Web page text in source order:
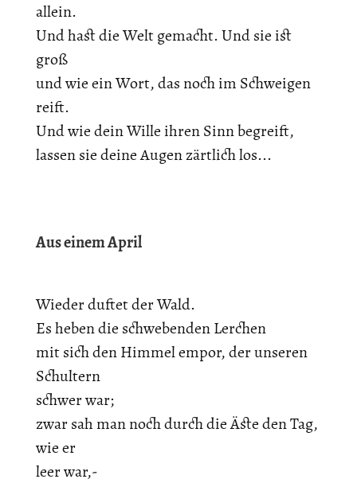
allein.
Und hast die Welt gemacht. Und sie ist
groß
und wie ein Wort, das noch im Schweigen
reift.
Und wie dein Wille ihren Sinn begreift,
lassen sie deine Augen zärtlich los...
Aus einem April
Wieder duftet der Wald.
Es heben die schwebenden Lerchen
mit sich den Himmel empor, der unseren
Schultern
schwer war;
zwar sah man noch durch die Äste den Tag,
wie er
leer war,-